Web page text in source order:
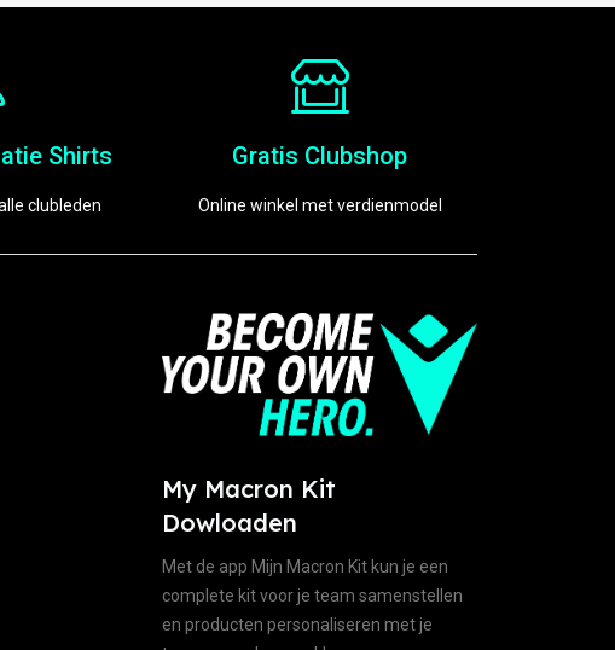
Shirts
clubleden
Gratis Clubshop
Online winkel met verdienmodel
My Macron Kit
Dowloaden
Met de app Mijn Macron Kit kun je een
complete kit voor je team samenstellen
en producten personaliseren met je